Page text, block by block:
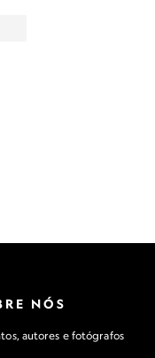
NÓS
autores e fotógrafos